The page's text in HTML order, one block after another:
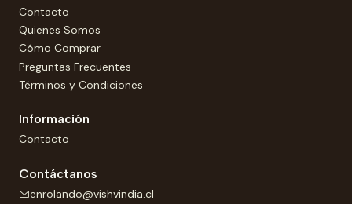
Contacto
Quienes Somos
Cómo Comprar
Preguntas Frecuentes
Términos y Condiciones
Información
Contacto
Contáctanos
enrolando@vishvindia.cl